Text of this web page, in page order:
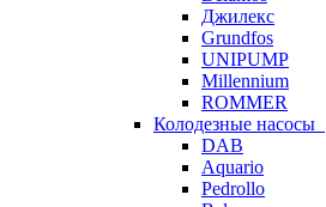
Джилекс
Grundfos
UNIPUMP
Millennium
ROMMER
Колодезные насосы
DAB
Aquario
Pedrollo